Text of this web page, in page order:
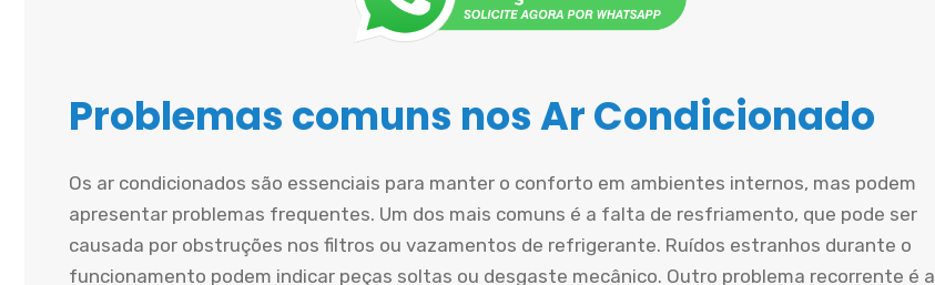
Problemas comuns nos Ar Condicionado
Os ar condicionados são essenciais para manter o conforto em ambientes internos, mas podem
apresentar problemas frequentes. Um dos mais comuns é a falta de resfriamento, que pode ser
causada por obstruções nos filtros ou vazamentos de refrigerante. Ruídos estranhos durante o
funcionamento podem indicar peças soltas ou desgaste mecânico. Outro problema recorrente é a